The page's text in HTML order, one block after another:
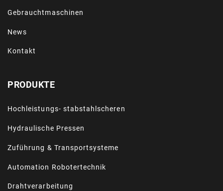
Gebrauchtmaschinen
News
Kontakt
PRODUKTE
Hochleistungs- stabstahlscheren
Hydraulische Pressen
Zuführung & Transportsysteme
Automation Robotertechnik
Drahtverarbeitung